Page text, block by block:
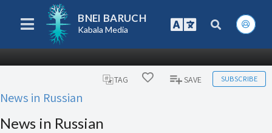
BNEI BARUCH
Kabala Media
TAG SAVE SUBSCRIBE
News in Russian
News in Russian